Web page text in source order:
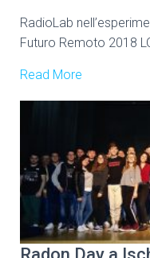
RadioLab
Futuro Remoto 2018
Read More